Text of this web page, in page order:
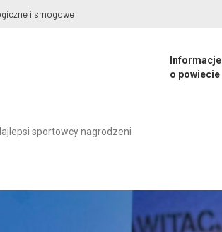
i smogowe
Informacje
o powiecie
sportowcy nagrodzeni